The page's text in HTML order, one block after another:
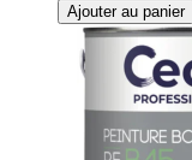
Ajouter au panier